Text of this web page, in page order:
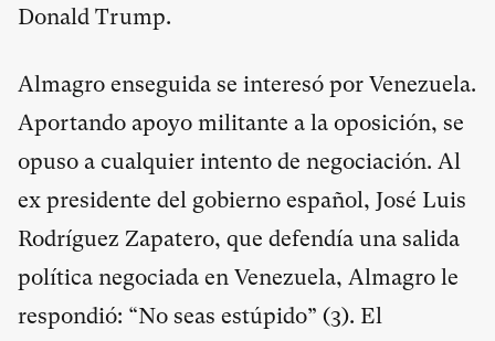
Donald Trump.
Almagro enseguida se interesó por Venezuela.
Aportando apoyo militante a la oposición, se
opuso a cualquier intento de negociación. Al
ex presidente del gobierno español, José Luis
Rodríguez Zapatero, que defendía una salida
política negociada en Venezuela, Almagro le
respondió: “No seas estúpido” (3). El